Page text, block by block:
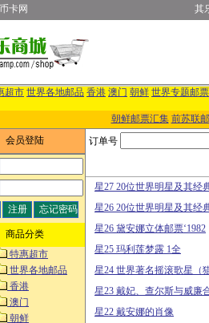
卡网 其
超市 世界各地邮品 香港 澳门 朝鲜 世界专题邮票
朝鲜邮票汇集 前苏联
会员登陆
商品分类
特惠超市
世界各地邮品
香港
澳门
朝鲜
订单号
星27 20位世界明星及其经
星26 20位世界明星及其经
星26 黛安娜立体邮票‘1982
星25 玛利莲梦露 1全
星24 世界著名摇滚歌星（
星23 戴妃、查尔斯与威廉
星22 戴安娜的肖像